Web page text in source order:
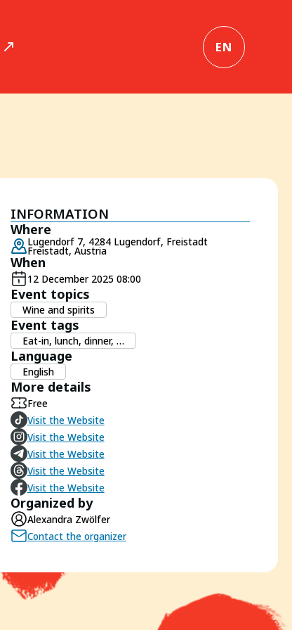
EN
INFORMATION
Where
Lugendorf 7, 4284 Lugendorf, Freistadt
Freistadt, Austria
When
12 December 2025 08:00
Event topics
Wine and spirits
Event tags
Eat-in, lunch, dinner, …
Language
English
More details
Free
Visit the Website
Visit the Website
Visit the Website
Visit the Website
Visit the Website
Organized by
Alexandra Zwölfer
Contact the organizer